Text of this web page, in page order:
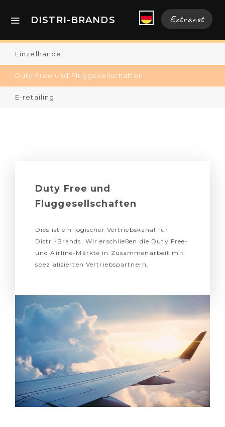
DISTRI-BRANDS Extranet
Einzelhandel
Duty Free und Fluggesellschaften
E-retailing
Duty Free und
Fluggesellschaften
Dies ist ein logischer Vertriebskanal für
Distri-Brands. Wir erschließen die Duty Free-
und Airline-Märkte in Zusammenarbeit mit
spezialisierten Vertriebspartnern.